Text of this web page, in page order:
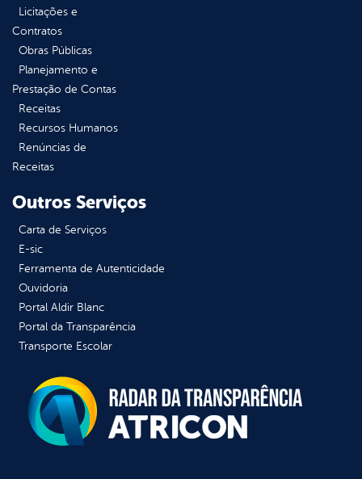
Licitações e
Contratos
Obras Públicas
Planejamento e
Prestação de Contas
Receitas
Recursos Humanos
Renúncias de
Receitas
Outros Serviços
Carta de Serviços
E-sic
Ferramenta de Autenticidade
Ouvidoria
Portal Aldir Blanc
Portal da Transparência
Transporte Escolar